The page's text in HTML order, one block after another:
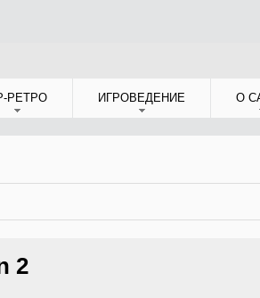
РЕТРО ИГРОВЕДЕНИЕ О
2